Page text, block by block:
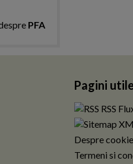
PFA
Pagini
RSS
Despre
Termeni si